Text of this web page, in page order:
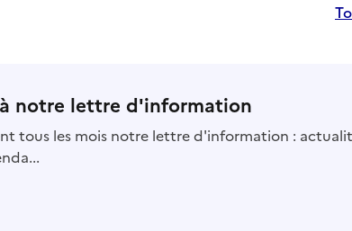
notre lettre d'information
tous les mois notre lettre d'information :